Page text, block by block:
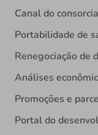
Canal do
Portabilidade de
Renegociação de
Análises
Promoções e
Portal do